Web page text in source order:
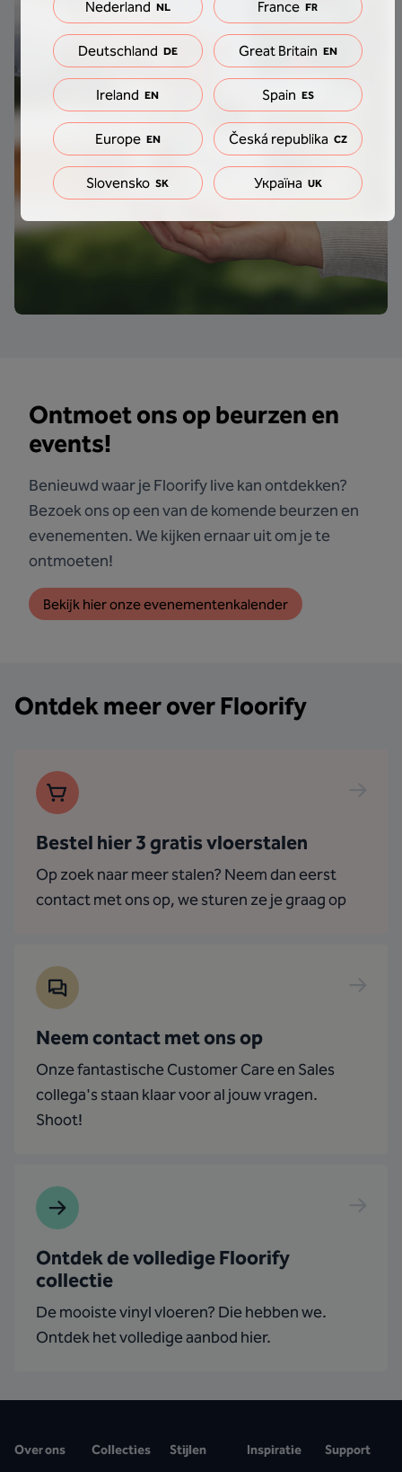
Ontmoet ons op beurzen en
events!
Benieuwd waar je Floorify live kan ontdekken?
Bezoek ons op een van de komende beurzen en
evenementen. We kijken ernaar uit om je te
ontmoeten!
Bekijk hier onze evenementenkalender
Ontdek meer over Floorify
Bestel hier 3 gratis vloerstalen
Op zoek naar meer stalen? Neem dan eerst
contact met ons op, we sturen ze je graag op
Neem contact met ons op
Onze fantastische Customer Care en Sales
collega's staan klaar voor al jouw vragen.
Shoot!
Ontdek de volledige Floorify
collectie
De mooiste vinyl vloeren? Die hebben we.
Ontdek het volledige aanbod hier.
Over ons Collecties Stijlen Inspiratie Support
Nederland NL France FR
Deutschland DE Great Britain EN
Ireland EN Spain ES
Europe EN Česká republika CZ
Slovensko SK Україна UK